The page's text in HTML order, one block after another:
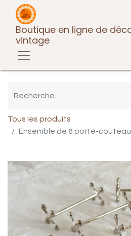
Boutique en ligne de
vintage
Tous les produits
Ensemble de 6 porte-